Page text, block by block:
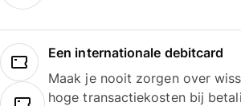
Een internationale debitcard
Maak je nooit zorgen over
hoge transactiekosten bij